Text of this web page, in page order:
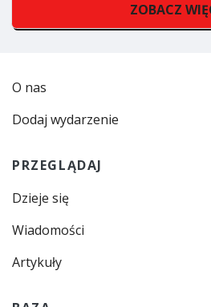
ZOBACZ
O nas
Dodaj wydarzenie
PRZEGLĄDAJ
Dzieje się
Wiadomości
Artykuły